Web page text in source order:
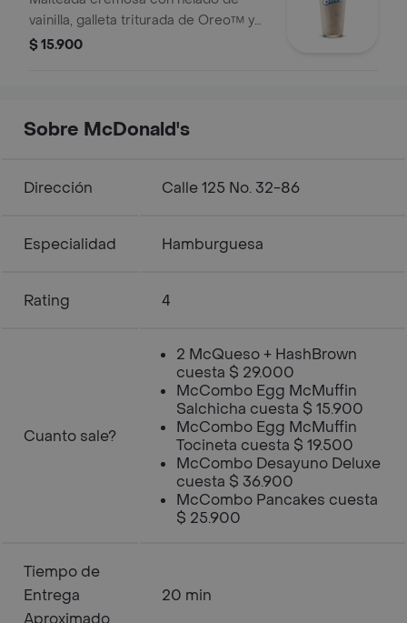
vainilla, galleta triturada de Oreo™ y
topping de chocolate.
$ 15.900
Sobre McDonald's
Dirección Calle 125 No. 32-86
Especialidad Hamburguesa
Rating 4
Cuanto sale?
2 McQueso + HashBrown
cuesta $ 29.000
McCombo Egg McMuffin
Salchicha cuesta $ 15.900
McCombo Egg McMuffin
Tocineta cuesta $ 19.500
McCombo Desayuno Deluxe
cuesta $ 36.900
McCombo Pancakes cuesta
$ 25.900
Tiempo de
Entrega
Aproximado
20 min